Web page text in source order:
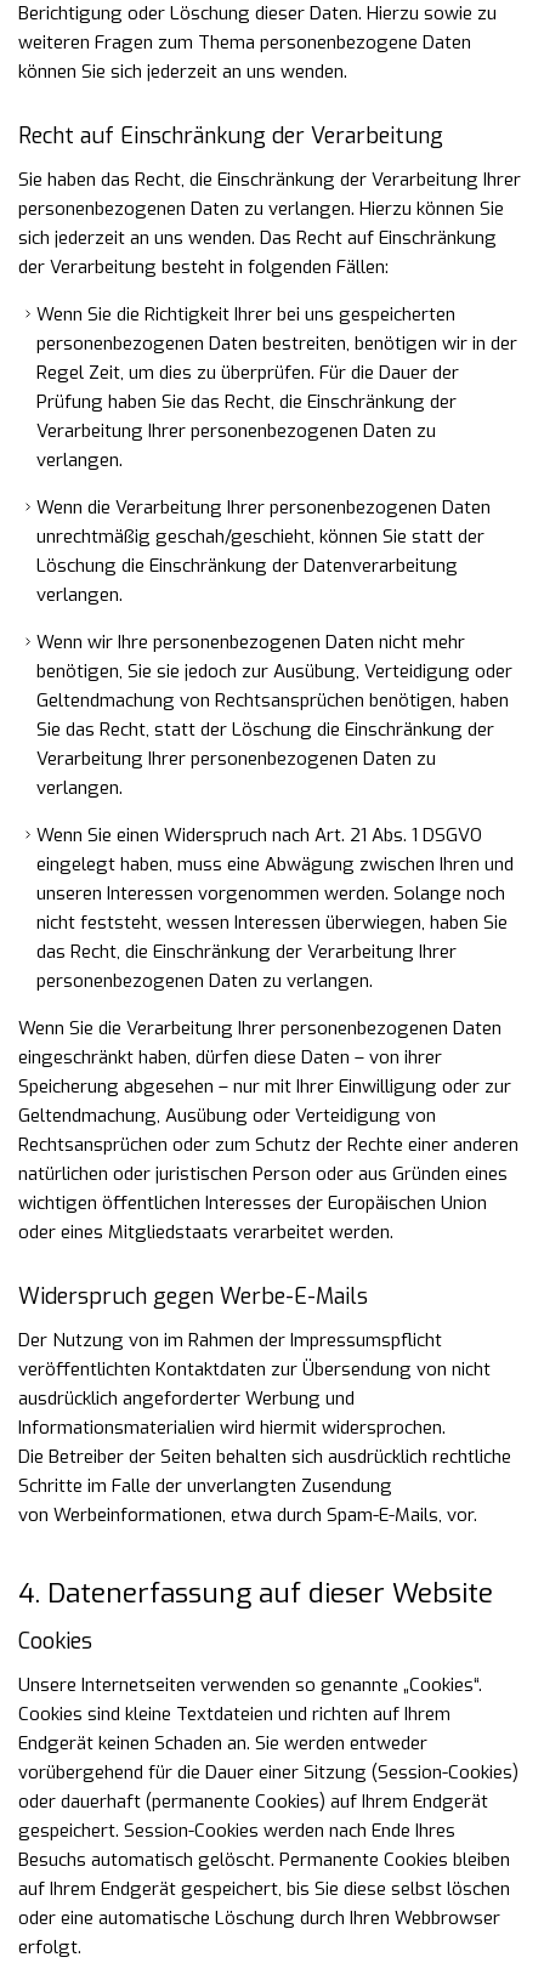
Berichtigung oder Löschung dieser Daten. Hierzu sowie zu
weiteren Fragen zum Thema personenbezogene Daten
können Sie sich jederzeit an uns wenden.
Recht auf Einschränkung der Verarbeitung
Sie haben das Recht, die Einschränkung der Verarbeitung Ihrer
personenbezogenen Daten zu verlangen. Hierzu können Sie
sich jederzeit an uns wenden. Das Recht auf Einschränkung
der Verarbeitung besteht in folgenden Fällen:
Wenn Sie die Richtigkeit Ihrer bei uns gespeicherten
personenbezogenen Daten bestreiten, benötigen wir in der
Regel Zeit, um dies zu überprüfen. Für die Dauer der
Prüfung haben Sie das Recht, die Einschränkung der
Verarbeitung Ihrer personenbezogenen Daten zu
verlangen.
Wenn die Verarbeitung Ihrer personenbezogenen Daten
unrechtmäßig geschah/geschieht, können Sie statt der
Löschung die Einschränkung der Datenverarbeitung
verlangen.
Wenn wir Ihre personenbezogenen Daten nicht mehr
benötigen, Sie sie jedoch zur Ausübung, Verteidigung oder
Geltendmachung von Rechtsansprüchen benötigen, haben
Sie das Recht, statt der Löschung die Einschränkung der
Verarbeitung Ihrer personenbezogenen Daten zu
verlangen.
Wenn Sie einen Widerspruch nach Art. 21 Abs. 1 DSGVO
eingelegt haben, muss eine Abwägung zwischen Ihren und
unseren Interessen vorgenommen werden. Solange noch
nicht feststeht, wessen Interessen überwiegen, haben Sie
das Recht, die Einschränkung der Verarbeitung Ihrer
personenbezogenen Daten zu verlangen.
Wenn Sie die Verarbeitung Ihrer personenbezogenen Daten
eingeschränkt haben, dürfen diese Daten – von ihrer
Speicherung abgesehen – nur mit Ihrer Einwilligung oder zur
Geltendmachung, Ausübung oder Verteidigung von
Rechtsansprüchen oder zum Schutz der Rechte einer anderen
natürlichen oder juristischen Person oder aus Gründen eines
wichtigen öffentlichen Interesses der Europäischen Union
oder eines Mitgliedstaats verarbeitet werden.
Widerspruch gegen Werbe-E-Mails
Der Nutzung von im Rahmen der Impressumspflicht
veröffentlichten Kontaktdaten zur Übersendung von nicht
ausdrücklich angeforderter Werbung und
Informationsmaterialien wird hiermit widersprochen.
Die Betreiber der Seiten behalten sich ausdrücklich rechtliche
Schritte im Falle der unverlangten Zusendung
von Werbeinformationen, etwa durch Spam-E-Mails, vor.
4. Datenerfassung auf dieser Website
Cookies
Unsere Internetseiten verwenden so genannte „Cookies“.
Cookies sind kleine Textdateien und richten auf Ihrem
Endgerät keinen Schaden an. Sie werden entweder
vorübergehend für die Dauer einer Sitzung (Session-Cookies)
oder dauerhaft (permanente Cookies) auf Ihrem Endgerät
gespeichert. Session-Cookies werden nach Ende Ihres
Besuchs automatisch gelöscht. Permanente Cookies bleiben
auf Ihrem Endgerät gespeichert, bis Sie diese selbst löschen
oder eine automatische Löschung durch Ihren Webbrowser
erfolgt.